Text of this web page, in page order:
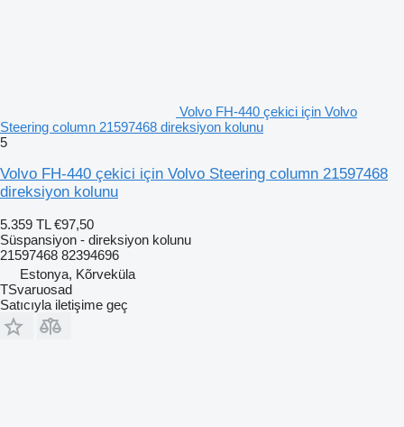
Volvo FH-440 çekici için Volvo
Steering column 21597468 direksiyon kolunu
5
Volvo FH-440 çekici için Volvo Steering column 21597468
direksiyon kolunu
5.359 TL €97,50
Süspansiyon - direksiyon kolunu
21597468 82394696
Estonya, Kõrveküla
TSvaruosad
Satıcıyla iletişime geç